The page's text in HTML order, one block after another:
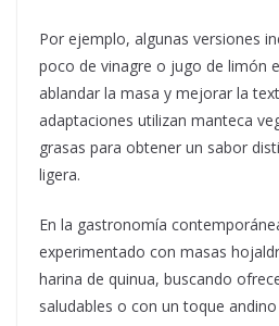
Por ejemplo, algunas versiones
poco de vinagre o jugo de limón
ablandar la masa y mejorar la
adaptaciones utilizan manteca
grasas para obtener un sabor
ligera.
En la gastronomía
experimentado con masas
harina de quinua, buscando
saludables o con un toque